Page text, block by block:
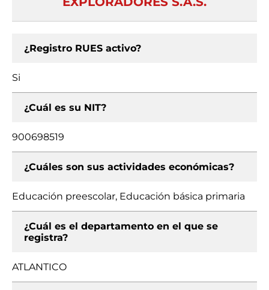
¿Registro RUES activo?
Si
¿Cuál es su NIT?
900698519
¿Cuáles son sus actividades económicas?
Educación preescolar, Educación básica primaria
¿Cuál es el departamento en el que se
registra?
ATLANTICO